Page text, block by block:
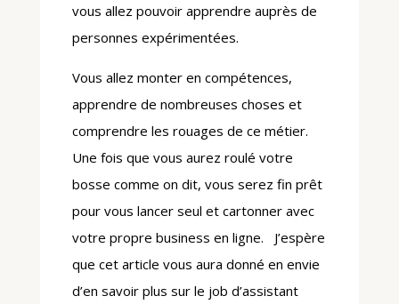
vous allez pouvoir apprendre auprès de
personnes expérimentées.
Vous allez monter en compétences,
apprendre de nombreuses choses et
comprendre les rouages de ce métier.
Une fois que vous aurez roulé votre
bosse comme on dit, vous serez fin prêt
pour vous lancer seul et cartonner avec
votre propre business en ligne. J’espère
que cet article vous aura donné en envie
d’en savoir plus sur le job d’assistant